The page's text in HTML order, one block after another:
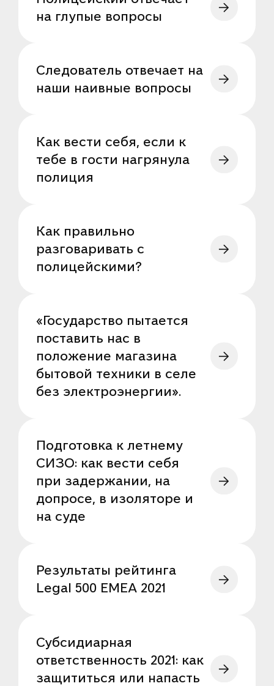
на глупые вопросы
Следователь отвечает на
наши наивные вопросы
Как вести себя, если к
тебе в гости нагрянула
полиция
Как правильно
разговаривать с
полицейскими?
«Государство пытается
поставить нас в
положение магазина
бытовой техники в селе
без электроэнергии».
Подготовка к летнему
СИЗО: как вести себя
при задержании, на
допросе, в изоляторе и
на суде
Результаты рейтинга
Legal 500 EMEA 2021
Субсидиарная
ответственность 2021: как
защититься или напасть